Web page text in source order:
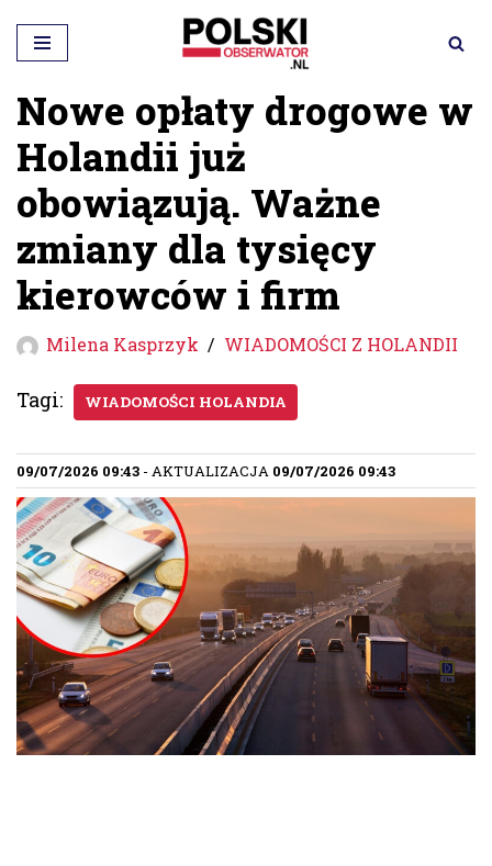
Przejdź
do
treści
Nowe opłaty drogowe w
Holandii już
obowiązują. Ważne
zmiany dla tysięcy
kierowców i firm
Milena Kasprzyk WIADOMOŚCI Z HOLANDII
Tagi: WIADOMOŚCI HOLANDIA
09/07/2026 09:43 - AKTUALIZACJA 09/07/2026 09:43